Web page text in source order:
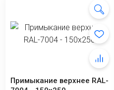
Примыкание верхнее RAL-